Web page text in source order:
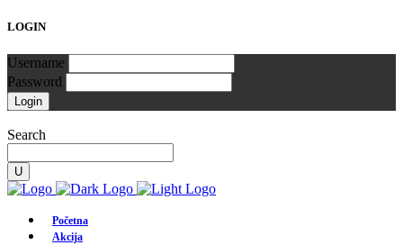
LOGIN
Username
Password
Search
Početna
Akcija